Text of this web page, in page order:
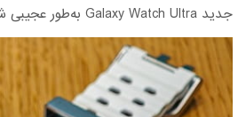
جدید Galaxy Watch Ultra به‌طور عجیبی شبیه به اپل واچ اولترا شده است.